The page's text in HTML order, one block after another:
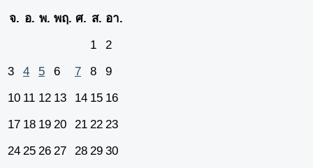
จ. อ. พ. พฤ. ศ. ส. อา.
1
2
3
4 5 6 7 8
9
10 11 12 13 14 15 16
17 18 19 20 21 22 23
24 25 26 27 28 29 30